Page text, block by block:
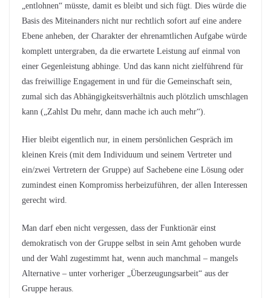
„entlohnen“ müsste, damit es bleibt und sich fügt. Dies würde die
Basis des Miteinanders nicht nur rechtlich sofort auf eine andere
Ebene anheben, der Charakter der ehrenamtlichen Aufgabe würde
komplett untergraben, da die erwartete Leistung auf einmal von
einer Gegenleistung abhinge. Und das kann nicht zielführend für
das freiwillige Engagement in und für die Gemeinschaft sein,
zumal sich das Abhängigkeitsverhältnis auch plötzlich umschlagen
kann („Zahlst Du mehr, dann mache ich auch mehr“).
Hier bleibt eigentlich nur, in einem persönlichen Gespräch im
kleinen Kreis (mit dem Individuum und seinem Vertreter und
ein/zwei Vertretern der Gruppe) auf Sachebene eine Lösung oder
zumindest einen Kompromiss herbeizuführen, der allen Interessen
gerecht wird.
Man darf eben nicht vergessen, dass der Funktionär einst
demokratisch von der Gruppe selbst in sein Amt gehoben wurde
und der Wahl zugestimmt hat, wenn auch manchmal – mangels
Alternative – unter vorheriger „Überzeugungsarbeit“ aus der
Gruppe heraus.